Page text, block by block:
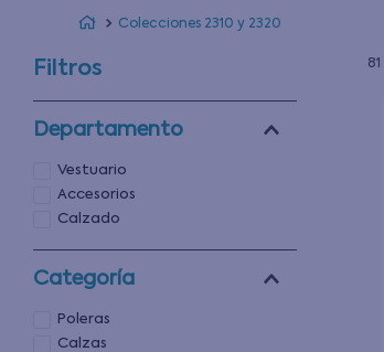
Colecciones 2310 y 2320
Filtros
Departamento
Vestuario
Accesorios
Calzado
Categoría
Poleras
Calzas
81